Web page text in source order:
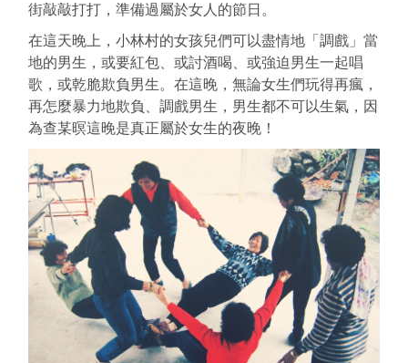
街敲敲打打，準備過屬於女人的節日。
在這天晚上，小林村的女孩兒們可以盡情地「調戲」當
地的男生，或要紅包、或討酒喝、或強迫男生一起唱
歌，或乾脆欺負男生。在這晚，無論女生們玩得再瘋，
再怎麼暴力地欺負、調戲男生，男生都不可以生氣，因
為查某暝這晚是真正屬於女生的夜晚！